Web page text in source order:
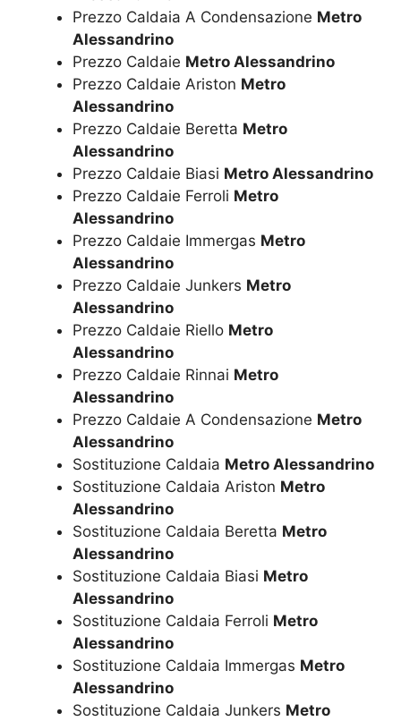
Prezzo Caldaia A Condensazione Metro
Alessandrino
Prezzo Caldaie Metro Alessandrino
Prezzo Caldaie Ariston Metro
Alessandrino
Prezzo Caldaie Beretta Metro
Alessandrino
Prezzo Caldaie Biasi Metro Alessandrino
Prezzo Caldaie Ferroli Metro
Alessandrino
Prezzo Caldaie Immergas Metro
Alessandrino
Prezzo Caldaie Junkers Metro
Alessandrino
Prezzo Caldaie Riello Metro
Alessandrino
Prezzo Caldaie Rinnai Metro
Alessandrino
Prezzo Caldaie A Condensazione Metro
Alessandrino
Sostituzione Caldaia Metro Alessandrino
Sostituzione Caldaia Ariston Metro
Alessandrino
Sostituzione Caldaia Beretta Metro
Alessandrino
Sostituzione Caldaia Biasi Metro
Alessandrino
Sostituzione Caldaia Ferroli Metro
Alessandrino
Sostituzione Caldaia Immergas Metro
Alessandrino
Sostituzione Caldaia Junkers Metro